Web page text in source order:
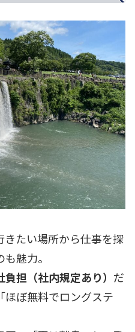
たい場所から仕事を探
魅力。
担（社内規定あり） だ
ほぼ無料でロングステ